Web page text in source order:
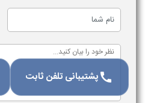
callپشتیبانی تلفن ثابت